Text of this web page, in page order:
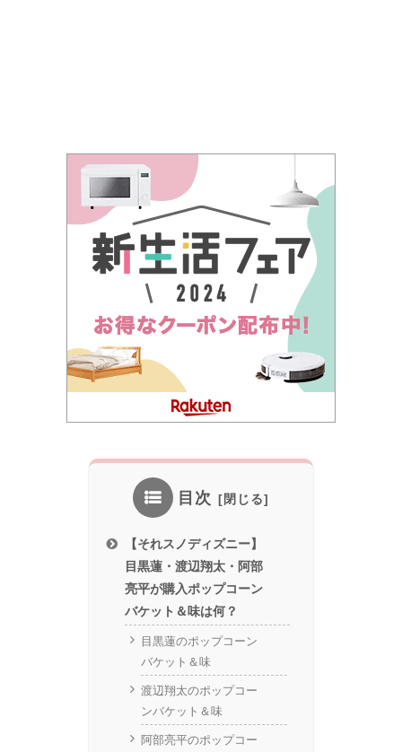
目次
【それスノディズニー】
目黒蓮・渡辺翔太・阿部
亮平が購入ポップコーン
バケット＆味は何？
目黒蓮のポップコーン
バケット＆味
渡辺翔太のポップコー
ンバケット＆味
阿部亮平のポップコー